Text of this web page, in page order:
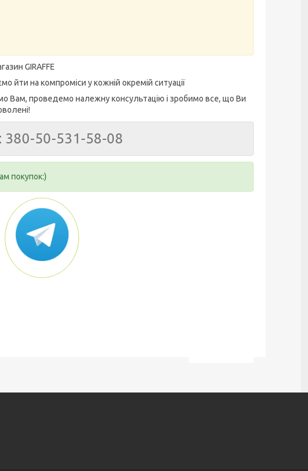
GIRAFFE
йти на компроміси у кожній окремій ситуації
Вам, проведемо належну консультацію і зробимо все, що Ви
50-531-58-08
покупок:)